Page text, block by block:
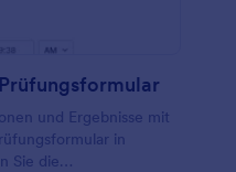
und Ergebnisse mit
in
Sie die